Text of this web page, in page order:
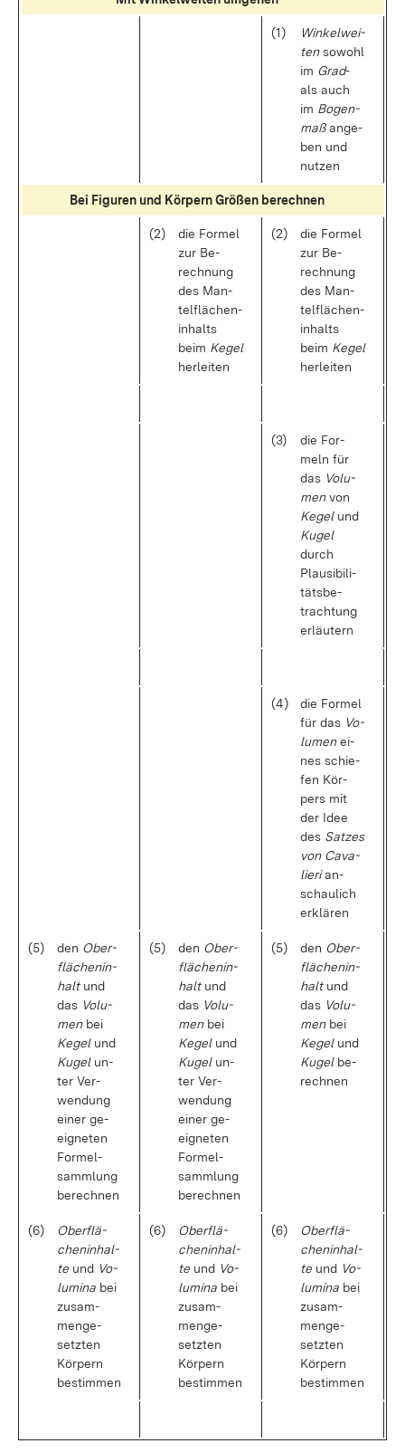
(1)
Win­kel­wei­
tenso­wohl
im Grad-
als auch
im Bo­gen­
maßan­ge­
ben und
nut­zen
Bei Fi­gu­ren und Kör­pern Grö­ßen be­rech­nen
(2)
die For­mel
zur Be­
rech­nung
des Man­
tel­flä­chen­
in­halts
beim Ke­gel
her­lei­ten
(2)
die For­mel
zur Be­
rech­nung
des Man­
tel­flä­chen­
in­halts
beim Ke­gel
her­lei­ten
(3)
die For­
meln für
das Vo­lu­
menvon
Ke­gelund
Ku­gel
durch
Plau­si­bi­li­
täts­be­
trach­tung
er­läu­tern
(4)
die For­mel
für das Vo­
lu­menei­
nes schie­
fen Kör­
pers mit
der Idee
des Sat­zes
von Ca­va­
lie­rian­
schau­lich
er­klä­ren
(5) den Ober­
flä­chen­in­
haltund
das Vo­lu­
menbei
Ke­gelund
Ku­gelun­
ter Ver­
wen­dung
ei­ner ge­
eig­ne­ten
For­mel­
samm­lung
be­rech­nen
(5) den Ober­
flä­chen­in­
haltund
das Vo­lu­
menbei
Ke­gelund
Ku­gelun­
ter Ver­
wen­dung
ei­ner ge­
eig­ne­ten
For­mel­
samm­lung
be­rech­nen
(5) den Ober­
flä­chen­in­
haltund
das Vo­lu­
menbei
Ke­gelund
Ku­gelbe­
rech­nen
(6)
Ober­flä­
chen­in­hal­
te und Vo­
lu­mi­na bei
zu­sam­
men­ge­
setz­ten
Kör­pern
be­stim­men
(6)
Ober­flä­
chen­in­hal­
te und Vo­
lu­mi­na bei
zu­sam­
men­ge­
setz­ten
Kör­pern
be­stim­men
(6)
Ober­flä­
chen­in­hal­
te und Vo­
lu­mi­na bei
zu­sam­
men­ge­
setz­ten
Kör­pern
be­stim­men